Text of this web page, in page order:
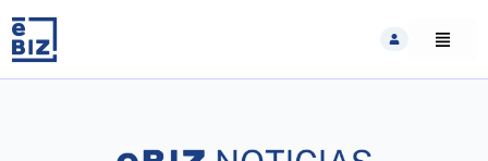
content